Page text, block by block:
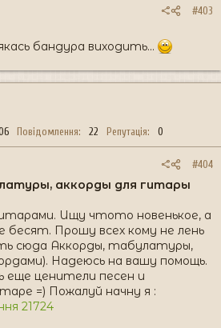
#403
бандура виходить...
Повідомлення 22 Репутація 0
#404
аккорды для гитары
Ищу чтото новенькое, а
Прошу всех кому не лень
сюда Аккорды, табулатуры,
Надеюсь на вашу помощь.
еще ценители песен и
=) Пожалуй начну я :
21724